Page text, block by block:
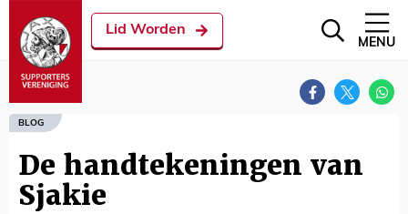
Lid Worden
MENU
BLOG
De handtekeningen van
Sjakie